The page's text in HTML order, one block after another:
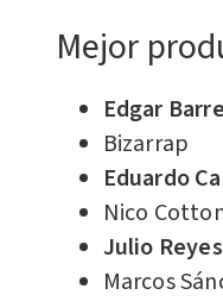
Mejor
Edgar
Bizarrap
Eduardo
Nico
Julio
Marcos